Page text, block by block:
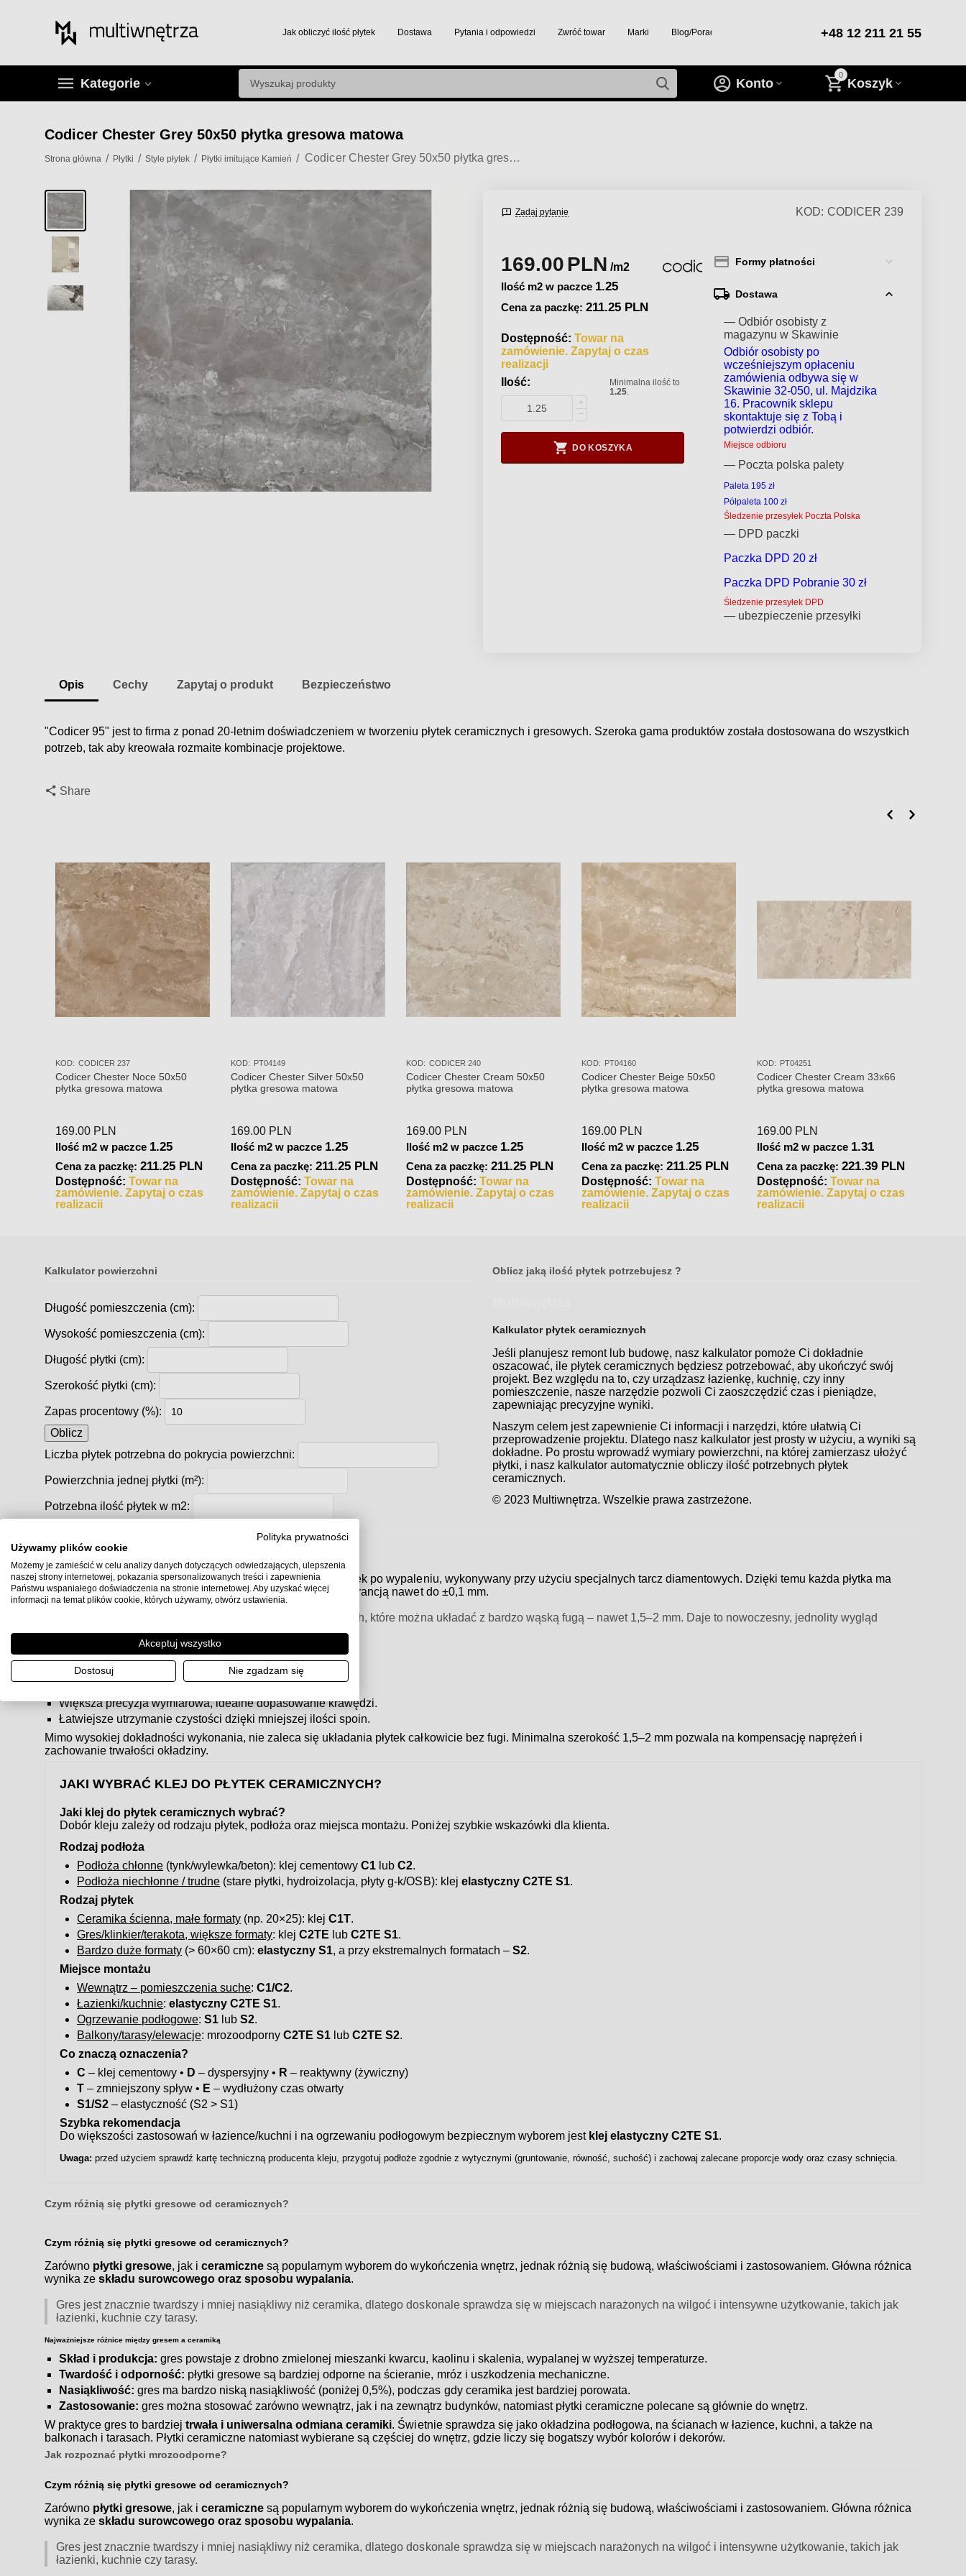
Jak obliczyć ilość płytek Dostawa Pytania i odpowiedzi Zwróć towar Marki Blog/Porady/Inspiracje +48 12 211 21 55
Kategorie
0
Koszyk
Konto
Codicer Chester Grey 50x50 płytka gresowa matowa
Strona główna / Płytki / Style płytek / Płytki imitujące Kamień / Codicer Chester Grey 50x50 płytka gresowa matowa
Zadaj pytanie KOD: CODICER 239
169.00PLN /m2
Ilość m2 w paczce 1.25
Cena za paczkę:211.25 PLN
Dostępność: Towar na
zamówienie. Zapytaj o czas
realizacji
Ilość:
+
−
Minimalna ilość to
1.25.
DO KOSZYKA
Formy płatności
Dostawa
— Odbiór osobisty z
magazynu w Skawinie
Odbiór osobisty po
wcześniejszym opłaceniu
zamówienia odbywa się w
Skawinie 32-050, ul. Majdzika
16. Pracownik sklepu
skontaktuje się z Tobą i
potwierdzi odbiór.
Miejsce odbioru
— Poczta polska palety
Paleta 195 zł
Półpaleta 100 zł
Śledzenie przesyłek Poczta Polska
— DPD paczki
Paczka DPD 20 zł
Paczka DPD Pobranie 30 zł
Śledzenie przesyłek DPD
— ubezpieczenie przesyłki
Opis Cechy Zapytaj o produkt Bezpieczeństwo
"Codicer 95" jest to firma z ponad 20-letnim doświadczeniem w tworzeniu płytek ceramicznych i gresowych. Szeroka gama produktów zostaładostosowana do wszystkich
potrzeb, tak aby kreowała rozmaite kombinacje projektowe.
Share
KOD: CODICER 237
Codicer Chester Noce 50x50
płytka gresowa matowa
169.00 PLN
Ilość m2 w paczce 1.25
Cena za paczkę:211.25 PLN
Dostępność: Towar na
zamówienie. Zapytaj o czas
realizacji
KOD: PT04149
Codicer Chester Silver 50x50
płytka gresowa matowa
169.00 PLN
Ilość m2 w paczce 1.25
Cena za paczkę:211.25 PLN
Dostępność: Towar na
zamówienie. Zapytaj o czas
realizacji
KOD: CODICER 240
Codicer Chester Cream 50x50
płytka gresowa matowa
169.00 PLN
Ilość m2 w paczce 1.25
Cena za paczkę:211.25 PLN
Dostępność: Towar na
zamówienie. Zapytaj o czas
realizacji
KOD: PT04160
Codicer Chester Beige 50x50
płytka gresowa matowa
169.00 PLN
Ilość m2 w paczce 1.25
Cena za paczkę:211.25 PLN
Dostępność: Towar na
zamówienie. Zapytaj o czas
realizacji
KOD: PT04251
Codicer Chester Cream 33x66
płytka gresowa matowa
169.00 PLN
Ilość m2 w paczce 1.31
Cena za paczkę:221.39 PLN
Dostępność: Towar na
zamówienie. Zapytaj o czas
realizacji
Kalkulator powierzchni
Długość pomieszczenia (cm):
Wysokość pomieszczenia (cm):
Długość płytki (cm):
Szerokość płytki (cm):
Zapas procentowy (%):
Oblicz
Liczba płytek potrzebna do pokrycia powierzchni:
Powierzchnia jednej płytki (m²):
Potrzebna ilość płytek w m2:
Oblicz jaką ilość płytek potrzebujesz ?
Kalkulator płytek ceramicznych
Jeśli planujesz remont lub budowę, nasz kalkulator pomoże Ci dokładnie
oszacować, ile płytek ceramicznych będziesz potrzebować, aby ukończyć swój
projekt. Bez względu na to, czy urządzasz łazienkę, kuchnię, czy inny
pomieszczenie, nasze narzędzie pozwoli Ci zaoszczędzić czas i pieniądze,
zapewniając precyzyjne wyniki.
Naszym celem jest zapewnienie Ci informacji i narzędzi, które ułatwią Ci
przeprowadzenie projektu. Dlatego nasz kalkulator jest prosty w użyciu, a wyniki są
dokładne. Po prostu wprowadź wymiary powierzchni, na której zamierzasz ułożyć
płytki, i nasz kalkulator automatycznie obliczy ilość potrzebnych płytek
ceramicznych.
© 2023 Multiwnętrza. Wszelkie prawa zastrzeżone.
Co to znaczy, że płytka jest rektyfikowana?
Rektyfikacjato proces precyzyjnego docinania krawędzi płytek po wypaleniu, wykonywany przy użyciu specjalnych tarcz diamentowych. Dzięki temu każda płytka ma
idealnie równe krawędziei dokładnie taki sam wymiar, z tolerancją nawet do ±0,1 mm.
Efektem rektyfikacji są płytki o ostrych, równych krawędziach, które można układać z bardzo wąską fugą – nawet 1,5–2 mm. Daje to nowoczesny, jednolity wygląd
powierzchni.
Estetyczny, nowoczesny efekt – tzw. efekt tafli .
Większa precyzja wymiarowa, idealne dopasowanie krawędzi.
Łatwiejsze utrzymanie czystości dzięki mniejszej ilości spoin.
Mimo wysokiej dokładności wykonania, nie zaleca się układania płytek całkowicie bez fugi. Minimalna szerokość 1,5–2 mm pozwala na kompensację naprężeń i
zachowanie trwałości okładziny.
JAKI WYBRAĆ KLEJ DO PŁYTEK CERAMICZNYCH?
Jaki klej do płytek ceramicznych wybrać?
Dobór kleju zależy od rodzaju płytek, podłoża oraz miejsca montażu. Poniżej szybkie wskazówki dla klienta.
Rodzaj podłoża
Podłoża chłonne (tynk/wylewka/beton): klej cementowyC1 lubC2.
Podłoża niechłonne / trudne (stare płytki, hydroizolacja, płyty g-k/OSB): klej elastyczny C2TE S1.
Rodzaj płytek
Ceramika ścienna, małe formaty (np. 20×25): klejC1T.
Gres/klinkier/terakota, większe formaty: klejC2TE lubC2TE S1.
Bardzo duże formaty (> 60×60 cm):elastyczny S1, a przy ekstremalnych formatach – S2.
Miejsce montażu
Wewnątrz – pomieszczenia suche:C1/C2.
Łazienki/kuchnie:elastyczny C2TE S1.
Ogrzewanie podłogowe:S1 lubS2.
Balkony/tarasy/elewacje: mrozoodpornyC2TE S1 lubC2TE S2.
Co znaczą oznaczenia?
C – klej cementowy • D – dyspersyjny • R – reaktywny (żywiczny)
T – zmniejszony spływ • E – wydłużony czas otwarty
S1/S2 – elastyczność (S2 > S1)
Szybka rekomendacja
Do większości zastosowań w łazience/kuchni i na ogrzewaniu podłogowym bezpiecznym wyborem jest klej elastyczny C2TE S1.
Uwaga: przed użyciem sprawdź kartę techniczną producenta kleju, przygotuj podłoże zgodnie z wytycznymi (gruntowanie, równość, suchość) i zachowaj zalecane proporcje wody oraz czasy schnięcia.
Czym różnią się płytki gresowe od ceramicznych?
Czym różnią się płytki gresowe od ceramicznych?
Zarówno płytki gresowe, jak iceramiczne są popularnym wyborem do wykończenia wnętrz, jednak różnią się budową, właściwościami i zastosowaniem. Główna różnica
wynika zeskładu surowcowego oraz sposobu wypalania.
Gres jest znacznie twardszy i mniej nasiąkliwy niż ceramika, dlatego doskonale sprawdza się w miejscach narażonych na wilgoć i intensywne użytkowanie, takich jak
łazienki, kuchnie czy tarasy.
Najważniejsze różnice między gresem a ceramiką
Skład i produkcja: gres powstaje z drobno zmielonej mieszanki kwarcu, kaolinu i skalenia, wypalanej w wyższej temperaturze.
Twardość i odporność: płytki gresowe są bardziej odporne na ścieranie, mróz i uszkodzenia mechaniczne.
Nasiąkliwość: gres ma bardzo niską nasiąkliwość (poniżej 0,5%), podczas gdy ceramika jest bardziej porowata.
Zastosowanie: gres można stosować zarówno wewnątrz, jak i na zewnątrz budynków, natomiast płytki ceramiczne polecane są głównie do wnętrz.
W praktyce gres to bardziejtrwała i uniwersalna odmiana ceramiki. Świetnie sprawdza się jako okładzina podłogowa, na ścianach w łazience, kuchni, a także na
balkonach i tarasach. Płytki ceramiczne natomiast wybierane są częściej do wnętrz, gdzie liczy się bogatszy wybór kolorów i dekorów.
Jak rozpoznać płytki mrozoodporne?
Czym różnią się płytki gresowe od ceramicznych?
Zarówno płytki gresowe, jak iceramiczne są popularnym wyborem do wykończenia wnętrz, jednak różnią się budową, właściwościami i zastosowaniem. Główna różnica
wynika zeskładu surowcowego oraz sposobu wypalania.
Gres jest znacznie twardszy i mniej nasiąkliwy niż ceramika, dlatego doskonale sprawdza się w miejscach narażonych na wilgoć i intensywne użytkowanie, takich jak
łazienki, kuchnie czy tarasy.
Polityka prywatności
Używamy plików cookie
Możemy je zamieścić w celu analizy danych dotyczących odwiedzających, ulepszenia
naszej strony internetowej, pokazania spersonalizowanych treści i zapewnienia
Państwu wspaniałego doświadczenia na stronie internetowej. Aby uzyskać więcej
informacji na temat plików cookie, których używamy, otwórz ustawienia.
Akceptuj wszystko
Dostosuj Nie zgadzam się